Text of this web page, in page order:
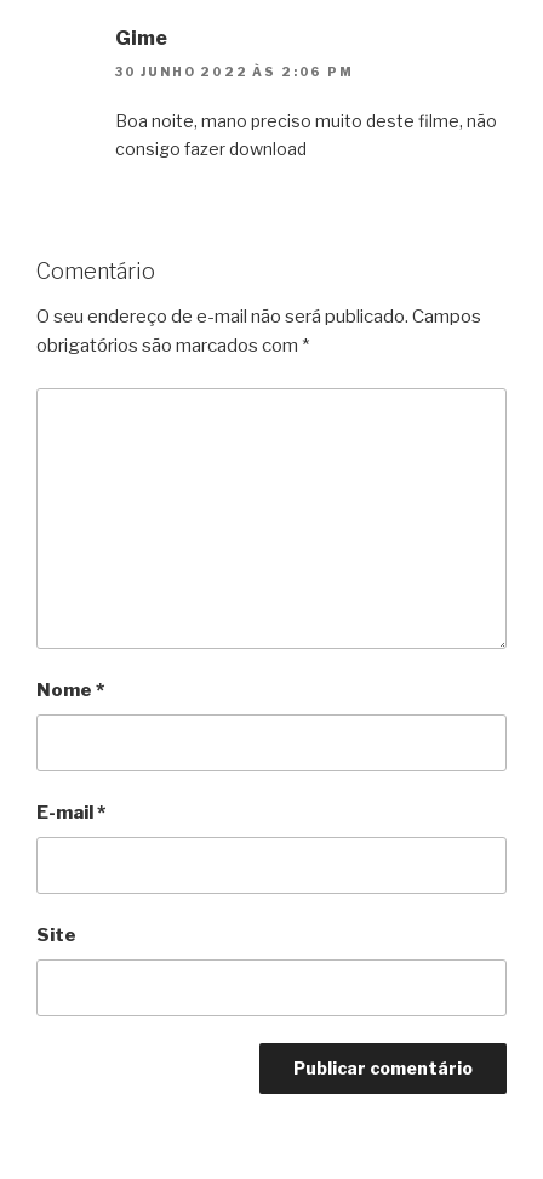
Gime
30 JUNHO 2022 ÀS 2:06 PM
Boa noite, mano preciso muito deste filme, não
consigo fazer download
Comentário
O seu endereço de e-mail não será publicado. Campos
obrigatórios são marcados com *
Nome *
E-mail *
Site